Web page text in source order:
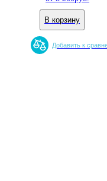
В корзину
Добавить к